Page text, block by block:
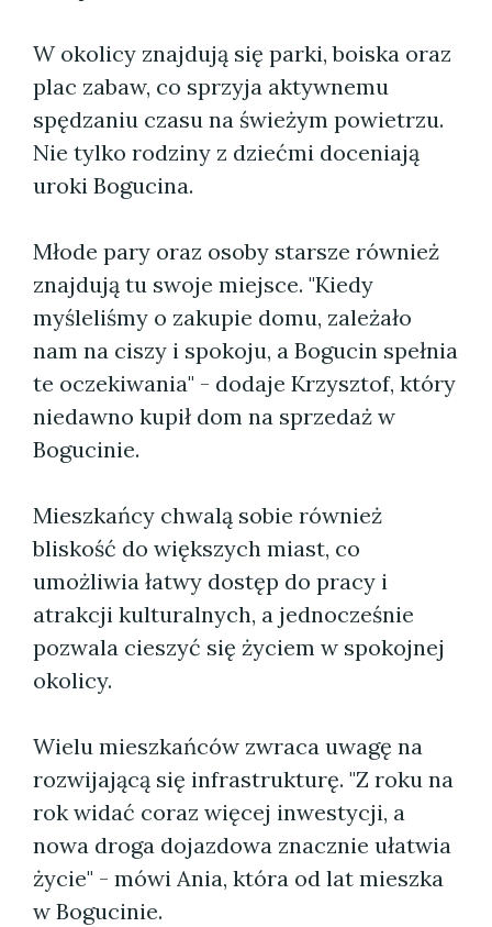
W okolicy znajdują się parki, boiska oraz
plac zabaw, co sprzyja aktywnemu
spędzaniu czasu na świeżym powietrzu.
Nie tylko rodziny z dziećmi doceniają
uroki Bogucina.
Młode pary oraz osoby starsze również
znajdują tu swoje miejsce. "Kiedy
myśleliśmy o zakupie domu, zależało
nam na ciszy i spokoju, a Bogucin spełnia
te oczekiwania" - dodaje Krzysztof, który
niedawno kupił dom na sprzedaż w
Bogucinie.
Mieszkańcy chwalą sobie również
bliskość do większych miast, co
umożliwia łatwy dostęp do pracy i
atrakcji kulturalnych, a jednocześnie
pozwala cieszyć się życiem w spokojnej
okolicy.
Wielu mieszkańców zwraca uwagę na
rozwijającą się infrastrukturę. "Z roku na
rok widać coraz więcej inwestycji, a
nowa droga dojazdowa znacznie ułatwia
życie" - mówi Ania, która od lat mieszka
w Bogucinie.